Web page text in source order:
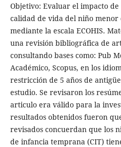
Objetivo: Evaluar el impacto
calidad de vida del niño menor
mediante la escala ECOHIS.
una revisión bibliográfica de
consultando bases como: Pub
Académico, Scopus, en los
restricción de 5 años de
estudio. Se revisaron los
articulo era válido para la
resultados obtenidos fueron
revisados concuerdan que los
de infancia temprana (CIT)